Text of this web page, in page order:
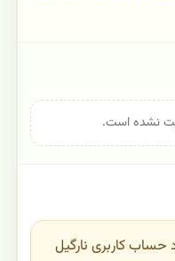
نشده است.
حساب کاربری نارگیل